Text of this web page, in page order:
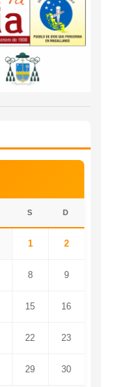
S D
1 2
8 9
15 16
22 23
29 30